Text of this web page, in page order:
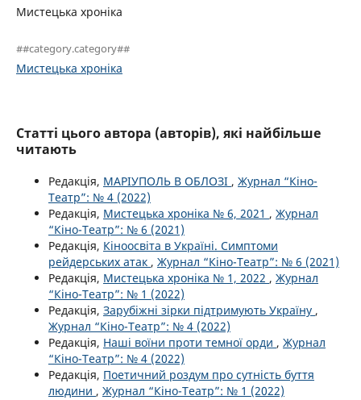
Мистецька хроніка
##category.category##
Мистецька хроніка
Статті цього автора (авторів), які найбільше
читають
Редакція, МАРІУПОЛЬ В ОБЛОЗІ , Журнал “Кіно-
Театр”: № 4 (2022)
Редакція, Мистецька хроніка № 6, 2021 , Журнал
“Кіно-Театр”: № 6 (2021)
Редакція, Кіноосвіта в Україні. Симптоми
рейдерських атак , Журнал “Кіно-Театр”: № 6 (2021)
Редакція, Мистецька хроніка № 1, 2022 , Журнал
“Кіно-Театр”: № 1 (2022)
Редакція, Зарубіжні зірки підтримують Україну ,
Журнал “Кіно-Театр”: № 4 (2022)
Редакція, Наші воїни проти темної орди , Журнал
“Кіно-Театр”: № 4 (2022)
Редакція, Поетичний роздум про сутність буття
людини , Журнал “Кіно-Театр”: № 1 (2022)